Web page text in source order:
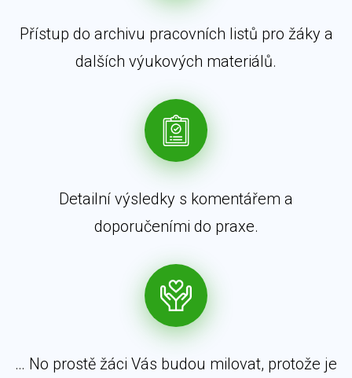
Přístup do archivu pracovních listů pro žáky a
dalších výukových materiálů.
Detailní výsledky s komentářem a
doporučeními do praxe.
… No prostě žáci Vás budou milovat, protože je